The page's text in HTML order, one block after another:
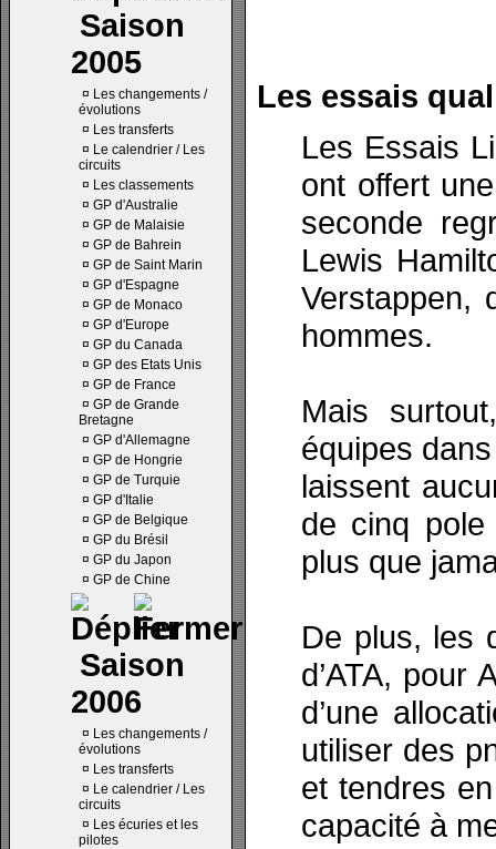
Saison
2005
¤ Les changements /
évolutions
¤ Les transferts
¤ Le calendrier / Les
circuits
¤ Les classements
¤ GP d'Australie
¤ GP de Malaisie
¤ GP de Bahrein
¤ GP de Saint Marin
¤ GP d'Espagne
¤ GP de Monaco
¤ GP d'Europe
¤ GP du Canada
¤ GP des Etats Unis
¤ GP de France
¤ GP de Grande
Bretagne
¤ GP d'Allemagne
¤ GP de Hongrie
¤ GP de Turquie
¤ GP d'Italie
¤ GP de Belgique
¤ GP du Brésil
¤ GP du Japon
¤ GP de Chine
Saison
2006
¤ Les changements /
évolutions
¤ Les transferts
¤ Le calendrier / Les
circuits
¤ Les écuries et les
pilotes
Les essais
Les Essais
ont offert
seconde
Lewis
Verstappen,
hommes.
Mais
équipes
laissent
de cinq pole
plus que
De plus, les
d’ATA, pour
d’une
utiliser des
et tendres
capacité à